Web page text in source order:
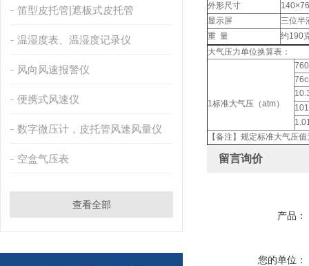
笛型皮托管|遮板式皮托管
温湿度表、温湿度记录仪
风向风速报警仪
便携式风速仪
数字微压计，皮托管风速风量仪
空盒气压表
查看全部
外形尺寸
显示屏
三位半
重 量
约190
大气压力单位换算表：
1标准大气压（atm）
【备注】规定标准大气压
留言询价
产品：
您的单位：